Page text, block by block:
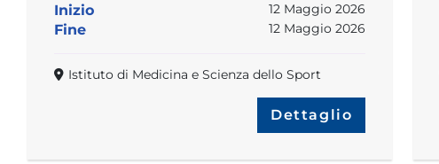
Inizio 12 Maggio 2026
Fine 12 Maggio 2026
Istituto di Medicina e Scienza dello Sport
Dettaglio